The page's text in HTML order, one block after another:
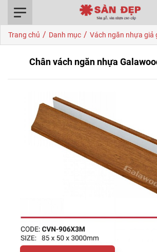
Trang chủ / Danh mục / Vách ngăn nhựa giả
Chân vách ngăn nhựa